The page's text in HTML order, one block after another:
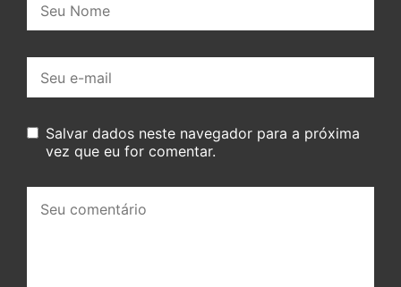
mail:
Salvar dados neste navegador para a próxima
vez que eu for comentar.
comentário: